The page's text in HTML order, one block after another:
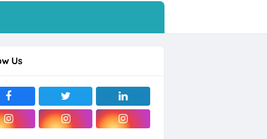
Makmur Sejahtera Bali dan Boyolali
Us